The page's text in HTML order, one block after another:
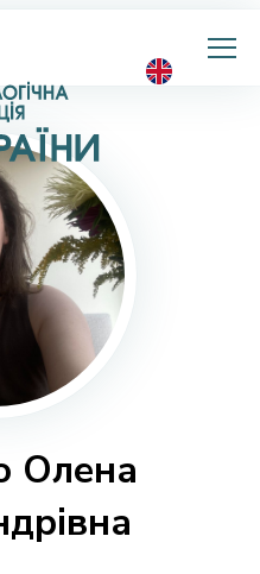
Національна
психологічна
Олена